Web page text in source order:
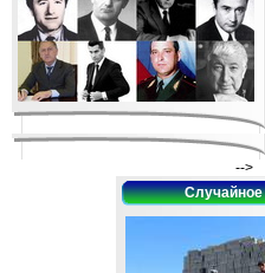
-->